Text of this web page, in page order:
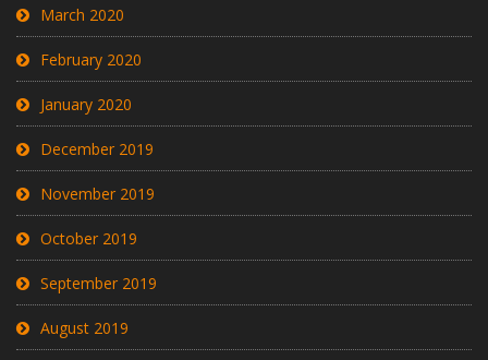
March 2020
February 2020
January 2020
December 2019
November 2019
October 2019
September 2019
August 2019